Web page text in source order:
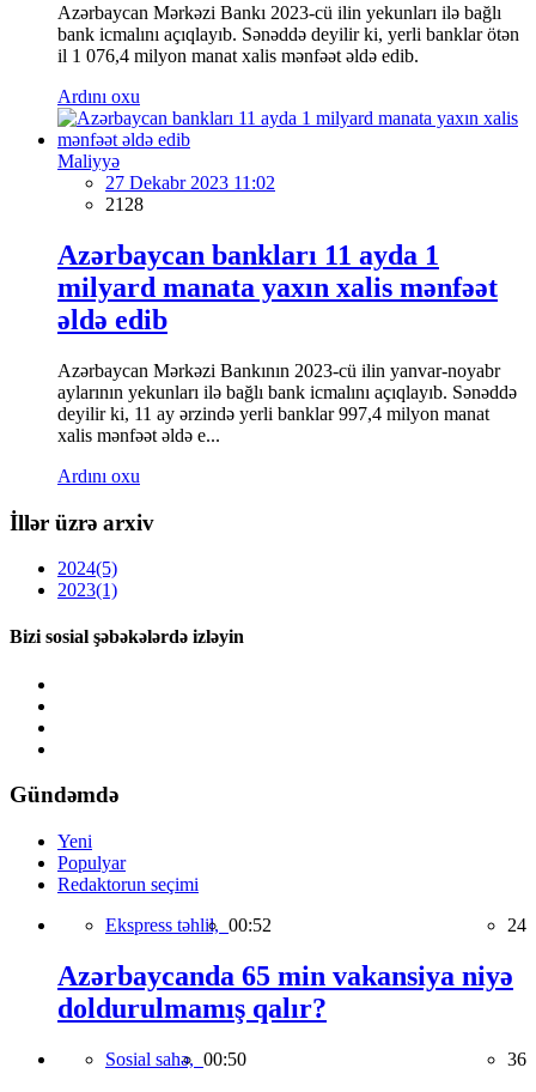
Azərbaycan Mərkəzi Bankı 2023-cü ilin yekunları ilə bağlı
bank icmalını açıqlayıb. Sənəddə deyilir ki, yerli banklar ötən
il 1 076,4 milyon manat xalis mənfəət əldə edib.
Ardını oxu
Maliyyə
27 Dekabr 2023 11:02
2128
Azərbaycan bankları 11 ayda 1
milyard manata yaxın xalis mənfəət
əldə edib
Azərbaycan Mərkəzi Bankının 2023-cü ilin yanvar-noyabr
aylarının yekunları ilə bağlı bank icmalını açıqlayıb. Sənəddə
deyilir ki, 11 ay ərzində yerli banklar 997,4 milyon manat
xalis mənfəət əldə e...
Ardını oxu
İllər üzrə arxiv
2024(5)
2023(1)
Bizi sosial şəbəkələrdə izləyin
Gündəmdə
Yeni
Populyar
Redaktorun seçimi
Ekspress təhlil, 00:52 24
Azərbaycanda 65 min vakansiya niyə
doldurulmamış qalır?
Sosial sahə, 00:50 36